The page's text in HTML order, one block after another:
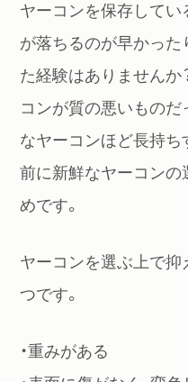
ヤーコンを保存してい
が落ちるのが早かった
た経験はありませんか
コンが質の悪いものだ
なヤーコンほど長持ち
前に新鮮なヤーコン
めです。
ヤーコンを選ぶ上で抑
つです。
・重みがある